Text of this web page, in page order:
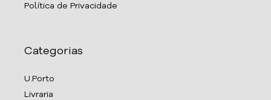
Política de Privacidade
Categorias
U.Porto
Livraria